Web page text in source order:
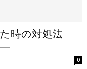
時の対処法
―
0